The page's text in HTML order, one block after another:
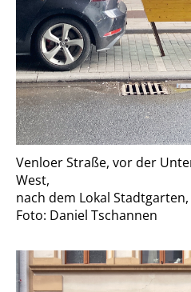
Venloer Straße, vor der
West,
nach dem Lokal
Foto: Daniel Tschannen